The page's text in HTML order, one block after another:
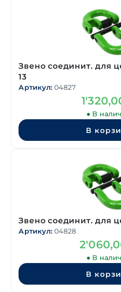
Звено соединит. для
13
Артикул: 04827
● В
В
Звено соединит. для
Артикул: 04828
● В
В